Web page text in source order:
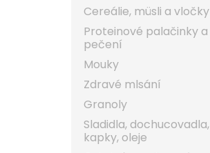
Cereálie, müsli a vločky
Proteinové palačinky a
pečení
Mouky
Zdravé mlsání
Granoly
Sladidla, dochucovadla,
kapky, oleje